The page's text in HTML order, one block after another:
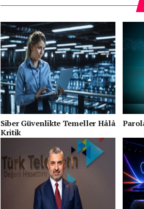
Siber Güvenlikte Temeller Hâlâ
Kritik